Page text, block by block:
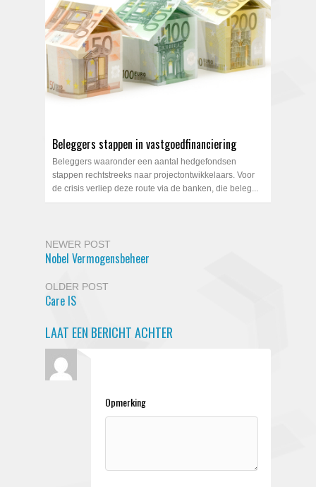
Beleggers stappen in vastgoedfinanciering
Beleggers waaronder een aantal hedgefondsen
stappen rechtstreeks naar projectontwikkelaars. Voor
de crisis verliep deze route via de banken, die beleg...
NEWER POST
Nobel Vermogensbeheer
OLDER POST
Care IS
LAAT EEN BERICHT ACHTER
Opmerking